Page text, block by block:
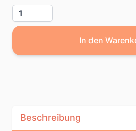
Menge
In den
Beschreibung